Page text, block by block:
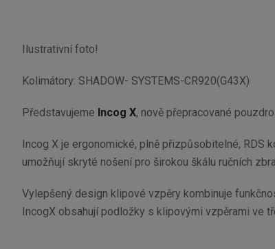
Ilustrativní foto!
Kolimátory: SHADOW- SYSTEMS-CR920(G43X)
Představujeme Incog X, nově přepracované
Incog X je ergonomické, plně přizpůsobitelné, RDS
umožňují skryté nošení pro širokou škálu ručních
Vylepšený design klipové vzpěry kombinuje
IncogX obsahují podložky s klipovými vzpěrami ve